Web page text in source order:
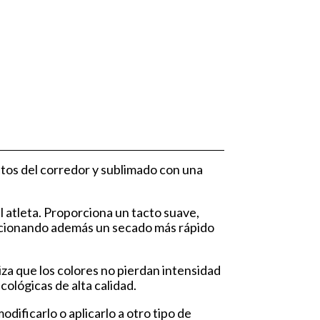
del corredor y sublimado con una
atleta. Proporciona un tacto suave,
además un secado más rápido
que los colores no pierdan intensidad
de alta calidad.
o aplicarlo a otro tipo de